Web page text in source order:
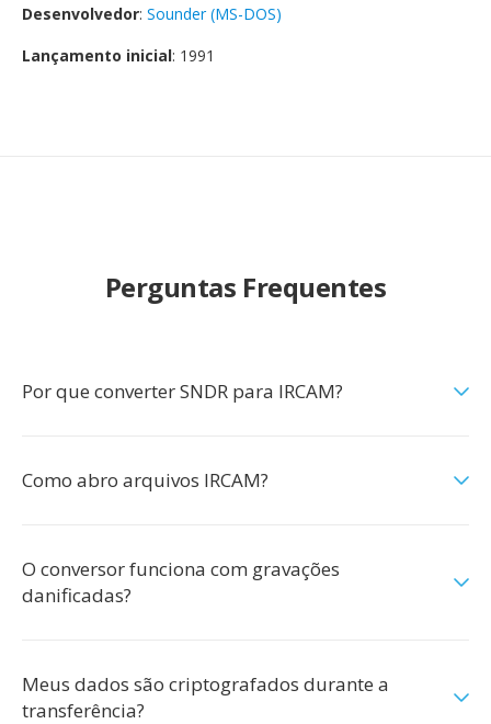
Desenvolvedor: Sounder (MS-DOS)
Lançamento inicial: 1991
Perguntas Frequentes
Por que converter SNDR para IRCAM?
Como abro arquivos IRCAM?
O conversor funciona com gravações
danificadas?
Meus dados são criptografados durante a
transferência?